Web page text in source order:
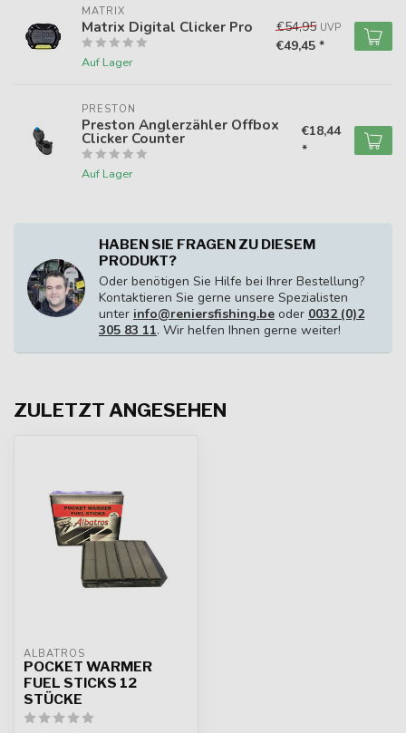
MATRIX
Matrix Digital Clicker Pro
Auf Lager
€54,95 UVP
€49,45 *
PRESTON
Preston Anglerzähler Offbox
Clicker Counter
Auf Lager
€18,44
*
HABEN SIE FRAGEN ZU DIESEM
PRODUKT?
Oder benötigen Sie Hilfe bei Ihrer Bestellung?
Kontaktieren Sie gerne unsere Spezialisten
unter info@reniersfishing.be oder 0032 (0)2
305 83 11. Wir helfen Ihnen gerne weiter!
ZULETZT ANGESEHEN
ALBATROS
POCKET WARMER
FUEL STICKS 12
STÜCKE